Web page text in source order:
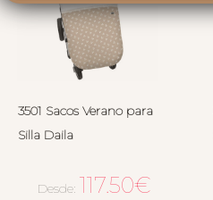
3501 Sacos Verano para
Silla Daila
Desde: 117.50€